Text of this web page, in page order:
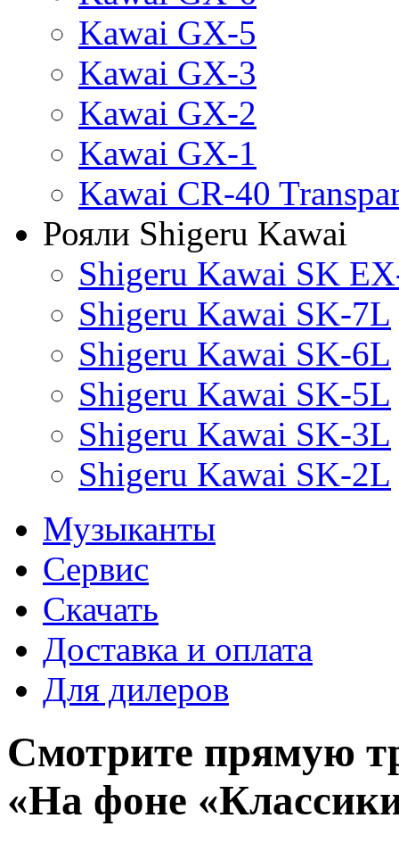
Kawai GX-5
Kawai GX-3
Kawai GX-2
Kawai GX-1
Kawai CR-40
Рояли Shigeru Kawai
Shigeru Kawai SK
Shigeru Kawai SK-7L
Shigeru Kawai SK-6L
Shigeru Kawai SK-5L
Shigeru Kawai SK-3L
Shigeru Kawai SK-2L
Музыканты
Сервис
Скачать
Доставка и оплата
Для дилеров
Смотрите прямую
«На фоне